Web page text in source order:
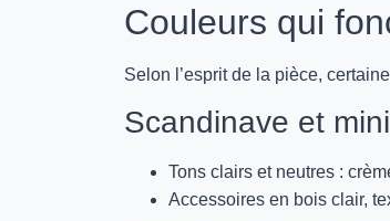
Couleurs qui
Selon l’esprit de la pièce,
Scandinave et
Tons clairs et neutres :
Accessoires en bois clair,